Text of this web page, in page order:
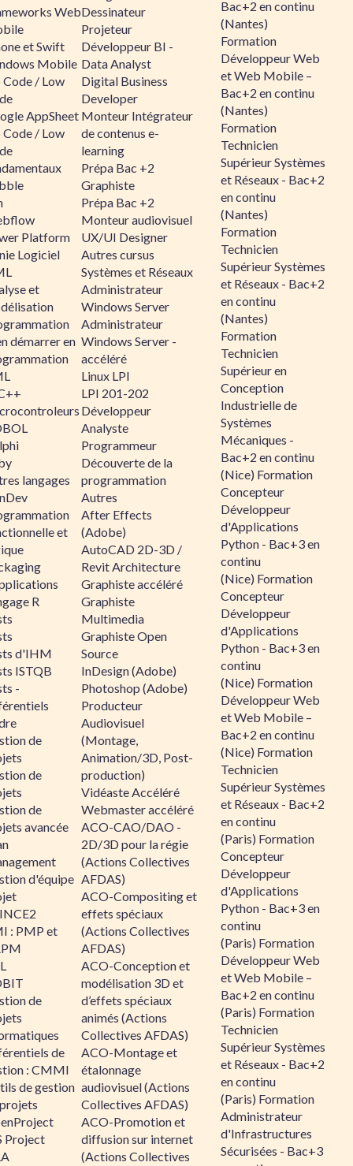
Web
et Swift
Mobile
/ Low
AppSheet
/ Low
Platform
Logiciel
et
démarrer en
langages
et
R
d'IHM
ISTQB
-
de
de
de
avancée
d'équipe
: PMP et
de
de
: CMMI
de gestion
Project
Dessinateur
Projeteur
Développeur BI -
Data Analyst
Digital Business
Developer
Monteur Intégrateur
de contenus e-
learning
Prépa Bac +2
Graphiste
Prépa Bac +2
Monteur audiovisuel
UX/UI Designer
Autres cursus
Systèmes et Réseaux
Administrateur
Windows Server
Administrateur
Windows Server -
accéléré
Linux LPI
LPI 201-202
Développeur
Analyste
Programmeur
Découverte de la
programmation
Autres
After Effects
(Adobe)
AutoCAD 2D-3D /
Revit Architecture
Graphiste accéléré
Graphiste
Multimedia
Graphiste Open
Source
InDesign (Adobe)
Photoshop (Adobe)
Producteur
Audiovisuel
(Montage,
Animation/3D, Post-
production)
Vidéaste Accéléré
Webmaster accéléré
ACO-CAO/DAO -
2D/3D pour la régie
(Actions Collectives
AFDAS)
ACO-Compositing et
effets spéciaux
(Actions Collectives
AFDAS)
ACO-Conception et
modélisation 3D et
d’effets spéciaux
animés (Actions
Collectives AFDAS)
ACO-Montage et
étalonnage
audiovisuel (Actions
Collectives AFDAS)
ACO-Promotion et
diffusion sur internet
(Actions Collectives
Bac+2 en continu
(Nantes)
Formation
Développeur Web
et Web Mobile –
Bac+2 en continu
(Nantes)
Formation
Technicien
Supérieur Systèmes
et Réseaux - Bac+2
en continu
(Nantes)
Formation
Technicien
Supérieur Systèmes
et Réseaux - Bac+2
en continu
(Nantes)
Formation
Technicien
Supérieur en
Conception
Industrielle de
Systèmes
Mécaniques -
Bac+2 en continu
(Nice) Formation
Concepteur
Développeur
d'Applications
Python - Bac+3 en
continu
(Nice) Formation
Concepteur
Développeur
d'Applications
Python - Bac+3 en
continu
(Nice) Formation
Développeur Web
et Web Mobile –
Bac+2 en continu
(Nice) Formation
Technicien
Supérieur Systèmes
et Réseaux - Bac+2
en continu
(Paris) Formation
Concepteur
Développeur
d'Applications
Python - Bac+3 en
continu
(Paris) Formation
Développeur Web
et Web Mobile –
Bac+2 en continu
(Paris) Formation
Technicien
Supérieur Systèmes
et Réseaux - Bac+2
en continu
(Paris) Formation
Administrateur
d'Infrastructures
Sécurisées - Bac+3